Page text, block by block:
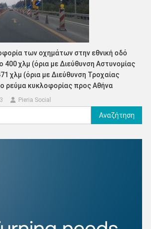
των οχημάτων στην εθνική οδό
400 χλμ (όρια με Διεύθυνση Αστυνομίας
χλμ (όρια με Διεύθυνση Τροχαίας
ρεύμα κυκλοφορίας προς Αθήνα
Pieria Social
Αναζήτηση
για: